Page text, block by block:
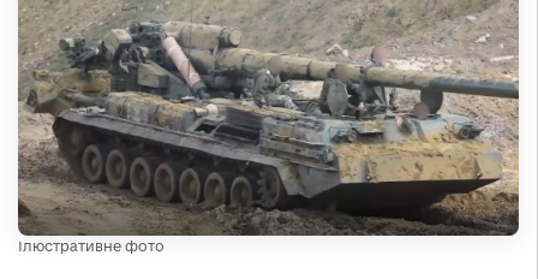
Ілюстративне фото